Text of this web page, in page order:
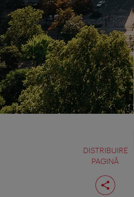
DISTRIBUIRE
PAGINĂ
Distribuiţi
pagina